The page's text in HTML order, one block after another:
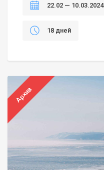
22.02 — 10.03.2024
18 дней
Архив